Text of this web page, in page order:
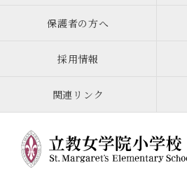
保護者の方へ
採用情報
関連リンク